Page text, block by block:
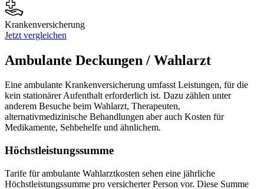
Krankenversicherung
Jetzt vergleichen
Ambulante Deckungen / Wahlarzt
Eine ambulante Krankenversicherung umfasst Leistungen, für die
kein stationärer Aufenthalt erforderlich ist. Dazu zählen unter
anderem Besuche beim Wahlarzt, Therapeuten,
alternativmedizinische Behandlungen aber auch Kosten für
Medikamente, Sehbehelfe und ähnlichem.
Höchstleistungssumme
Tarife für ambulante Wahlarztkosten sehen eine jährliche
Höchstleistungssumme pro versicherter Person vor. Diese Summe